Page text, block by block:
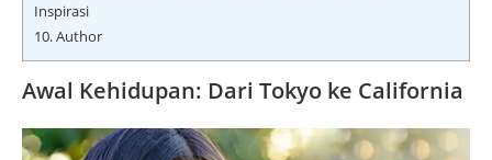
Inspirasi
10.Author
Awal Kehidupan: Dari Tokyo ke California